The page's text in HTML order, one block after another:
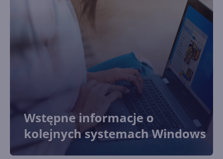
Wstępne informacje o
kolejnych systemach Windows